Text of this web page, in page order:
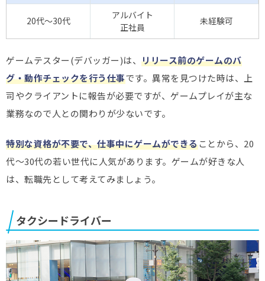
20代～30代
アルバイト
正社員
未経験可
ゲームテスター(デバッガー)は、 リリース前のゲームのバ
グ・動作チェックを行う仕事です。異常を見つけた時は、上
司やクライアントに報告が必要ですが、ゲームプレイが主な
業務なので人との関わりが少ないです。
特別な資格が不要で、仕事中にゲームができることから、20
代～30代の若い世代に人気があります。ゲームが好きな人
は、転職先として考えてみましょう。
タクシードライバー